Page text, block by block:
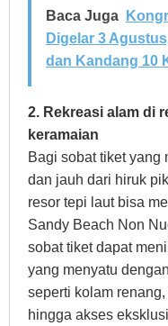
Baca Juga
Digelar 3
dan Kandang 10
2. Rekreasi alam di
keramaian
Bagi sobat tiket yang
dan jauh dari hiruk
resor tepi laut bisa
Sandy Beach Non
sobat tiket dapat
yang menyatu
seperti kolam
hingga akses